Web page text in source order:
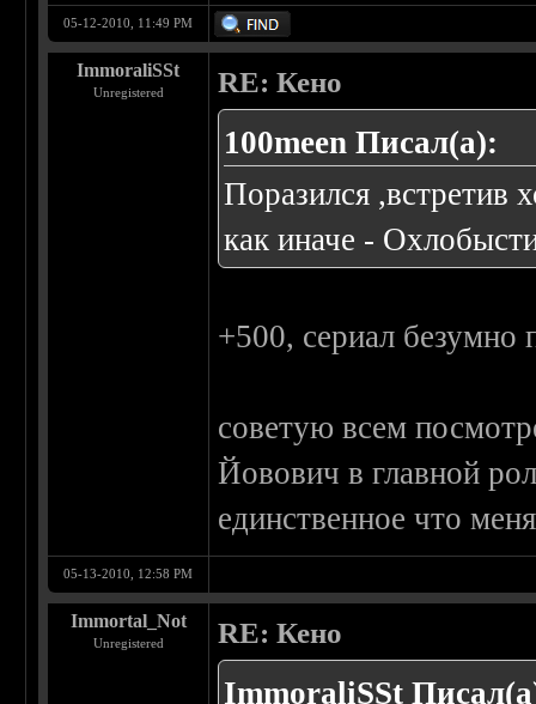
05-12-2010, 11:49 PM
ImmoraliSSt
Unregistered RE: Кено
100meen Писал(а):
Поразился ,встретив
как иначе -
+500, сериал безумно
советую всем
Йовович в главной
единственное что
05-13-2010, 12:58 PM
Immortal_Not
Unregistered RE: Кено
ImmoraliSSt